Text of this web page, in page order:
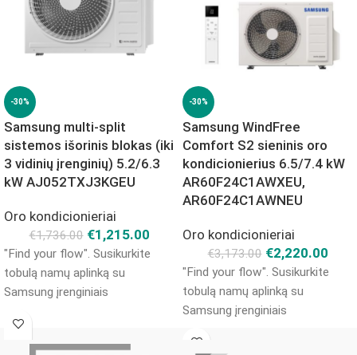
-30%
Samsung multi-split
sistemos išorinis blokas (iki
3 vidinių įrenginių) 5.2/6.3
kW AJ052TXJ3KGEU
Oro kondicionieriai
€1,736.00 €1,215.00
"Find your flow". Susikurkite
tobulą namų aplinką su
Samsung įrenginiais
-30%
Samsung WindFree
Comfort S2 sieninis oro
kondicionierius 6.5/7.4 kW
AR60F24C1AWXEU,
AR60F24C1AWNEU
Oro kondicionieriai
€3,173.00 €2,220.00
"Find your flow". Susikurkite
tobulą namų aplinką su
Samsung įrenginiais